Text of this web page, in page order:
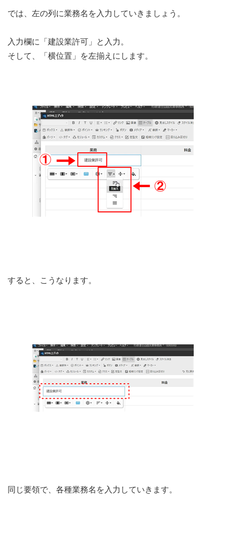
では、左の列に業務名を入力していきましょう。
入力欄に「建設業許可」と入力。
そして、「横位置」を左揃えにします。
すると、こうなります。
同じ要領で、各種業務名を入力していきます。